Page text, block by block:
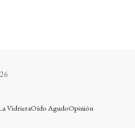
VidrieraOído AgudoOpinión